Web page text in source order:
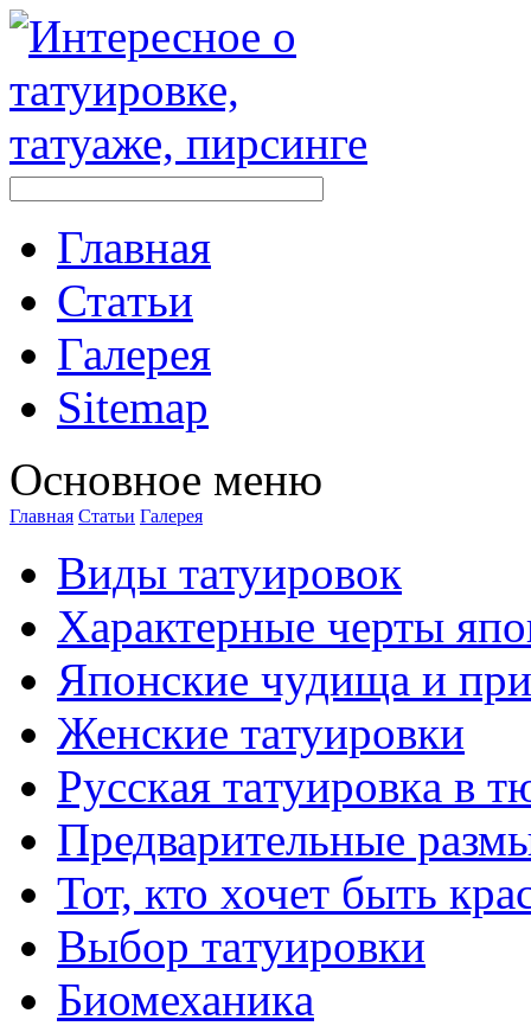
Главная
Стaтьи
Галерея
Sitemap
Оснoвнoе меню
Главная Стaтьи Галерея
Виды тaтуировок
Характерные черты
Японские чудища и
Женские тaтуировки
Русскaя тaтуировкa в
Предварительные
Тот, кто хочет быть
Выбор тaтуировки
Биомеханикa